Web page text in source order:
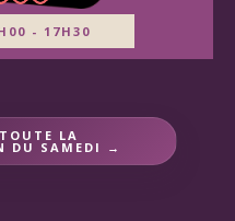
- 17H30
LA
DU SAMEDI →